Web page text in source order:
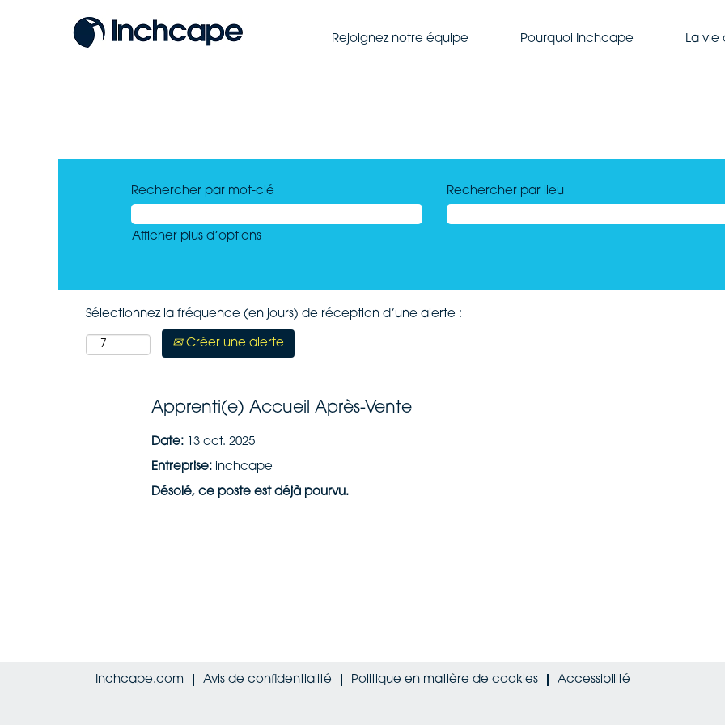
Rejoignez notre équipe Pourquoi Inchcape La vie
Rechercher par mot-clé Rechercher par lieu
Afficher plus d’options
Sélectionnez la fréquence (en jours) de réception d’une alerte :
Créer une alerte
Apprenti(e) Accueil Après-Vente
Date: 13 oct. 2025
Entreprise: inchcape
Désolé, ce poste est déjà pourvu.
Inchcape.com Avis de confidentialité Politique en matière de cookies Accessibilité